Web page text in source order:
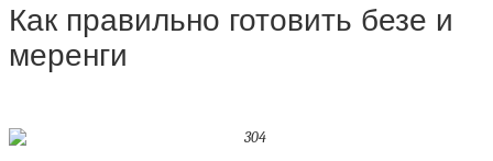
Как правильно готовить безе и
меренги